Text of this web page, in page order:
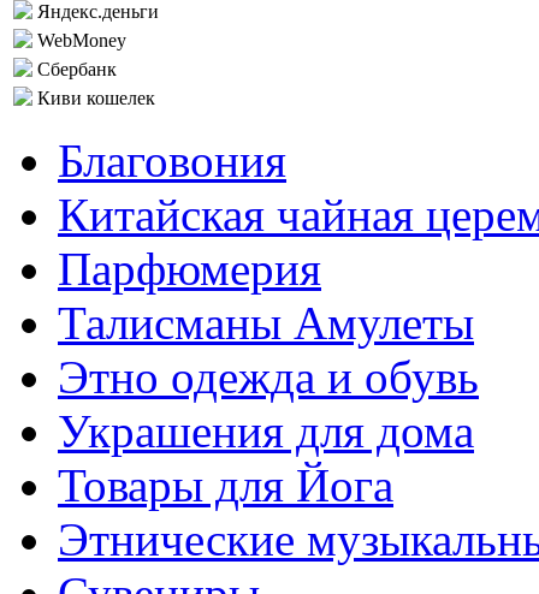
Яндекс.деньги
WebMoney
Сбербанк
Киви кошелек
Благовония
Китайская чайная
Парфюмерия
Талисманы Амулеты
Этно одежда и обувь
Украшения для дома
Товары для Йога
Этнические